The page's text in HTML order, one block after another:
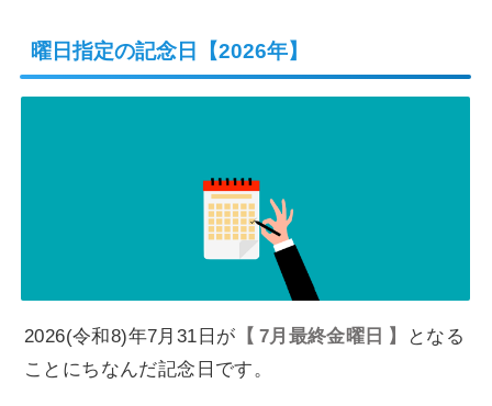
曜日指定の記念日【2026年】
2026(令和8)年7月31日が 7月最終金曜日
となる
ことにちなんだ記念日です。